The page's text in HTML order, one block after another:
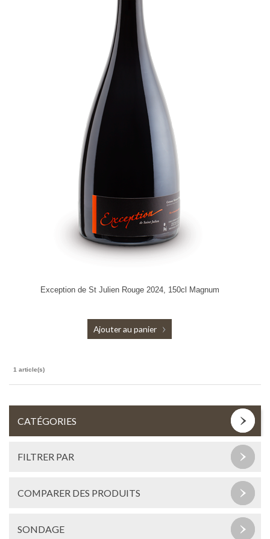
Exception de St Julien Rouge 2024, 150cl Magnum
Ajouter au panier
1 article(s)
CATÉGORIES
FILTRER PAR
COMPARER DES PRODUITS
SONDAGE